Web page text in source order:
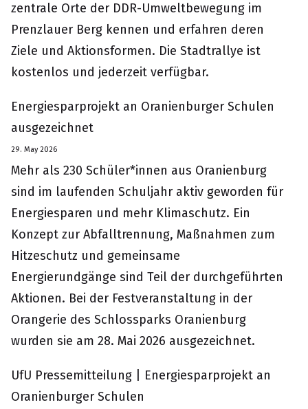
zentrale Orte der DDR-Umweltbewegung im
Prenzlauer Berg kennen und erfahren deren
Ziele und Aktionsformen. Die Stadtrallye ist
kostenlos und jederzeit verfügbar.
Energiesparprojekt an Oranienburger Schulen
ausgezeichnet
29. May 2026
Mehr als 230 Schüler*innen aus Oranienburg
sind im laufenden Schuljahr aktiv geworden für
Energiesparen und mehr Klimaschutz. Ein
Konzept zur Abfalltrennung, Maßnahmen zum
Hitzeschutz und gemeinsame
Energierundgänge sind Teil der durchgeführten
Aktionen. Bei der Festveranstaltung in der
Orangerie des Schlossparks Oranienburg
wurden sie am 28. Mai 2026 ausgezeichnet.
UfU Pressemitteilung | Energiesparprojekt an
Oranienburger Schulen